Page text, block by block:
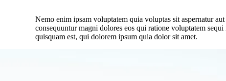
Nemo enim ipsam voluptatem quia voluptas sit aspernatur
consequuntur magni dolores eos qui ratione voluptatem
quisquam est, qui dolorem ipsum quia dolor sit amet.